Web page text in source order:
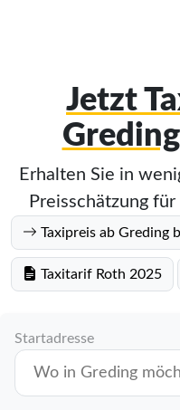
Jetzt
Erhalten Sie in
Preisschätzung
Taxipreis ab Greding
Taxitarif Roth 2025
Startadresse